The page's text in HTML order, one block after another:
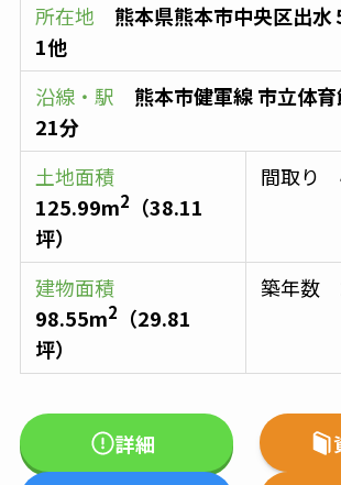
所在地
熊本県熊本市中央区出
1他
沿線・駅 熊本市健軍線市立体
21分
土地面積
125.99m2 （38.11
坪）
間取り
建物面積
98.55m2 （29.81
坪）
築年数
詳細